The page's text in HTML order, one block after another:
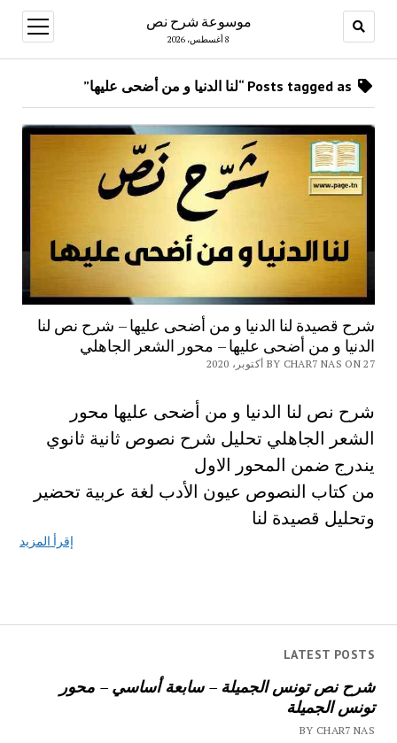
موسوعة شرح نص
8 أغسطس، 2026
open
menu
LATEST POSTS
شرح نص تونس الجميلة – سابعة أساسي – محور
تونس الجميلة
BY CHAR7 NAS
شرح قصيدة لنا الدنيا و من أضحى عليها – شرح نص لنا
الدنيا و من أضحى عليها – محور الشعر الجاهلي
BY CHAR7 NAS ON 27 أكتوبر، 2020
شرح نص لنا الدنيا و من أضحى عليها محور
الشعر الجاهلي تحليل شرح نصوص ثانية ثانوي
يندرج ضمن المحور الاول
من كتاب النصوص عيون الأدب لغة عربية تحضير
وتحليل قصيدة لنا
إقرأ المزيد